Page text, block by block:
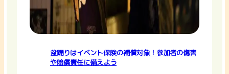
盆踊りはイベント保険の補償対象！参加者の傷害
や賠償責任に備えよう